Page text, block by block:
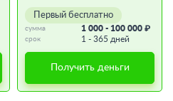
Первый бесплатно
сумма 1 000 - 100 000 ₽
срок 1 - 365 дней
Получить деньги